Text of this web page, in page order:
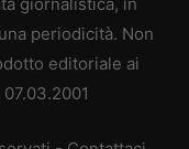
giornalistica, in
periodicità. Non
editoriale ai